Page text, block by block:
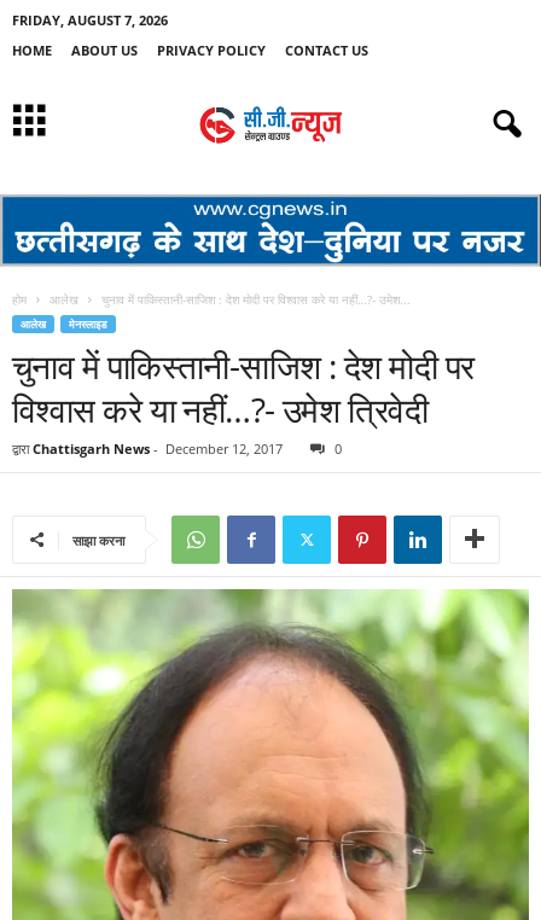
FRIDAY, AUGUST 7, 2026
HOME
ABOUT US PRIVACY POLICY CONTACT US
होम आलेख चुनाव में पाकिस्तानी-साजिश : देश मोदी पर विश्वास करे या नहीं…?- उमेश...
आलेख मेनस्लाइड
चुनाव में पाकिस्तानी-साजिश : देश मोदी पर
विश्वास करे या नहीं…?- उमेश त्रिवेदी
द्वारा Chattisgarh News - December 12, 2017 0
साझा करना